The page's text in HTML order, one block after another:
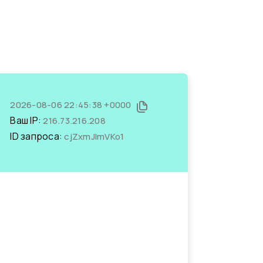
2026-08-06 22:45:38 +0000
Ваш IP:216.73.216.208
ID запроса:cjZxmJImVKo1